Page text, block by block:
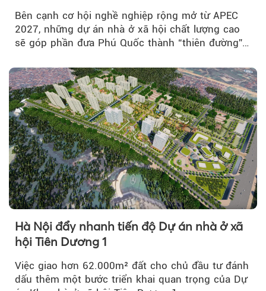
Bên cạnh cơ hội nghề nghiệp rộng mở từ APEC
2027, những dự án nhà ở xã hội chất lượng cao
sẽ góp phần đưa Phú Quốc thành “thiên đường”
Hà Nội đẩy nhanh tiến độ Dự án nhà ở xã
hội Tiên Dương 1
Việc giao hơn 62.000m² đất cho chủ đầu tư đánh
dấu thêm một bước triển khai quan trọng của Dự